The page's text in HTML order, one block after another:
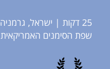
שפת הסימנים האמריקאית